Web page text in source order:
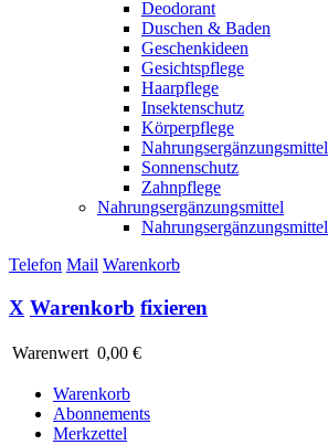
Deodorant
Duschen & Baden
Geschenkideen
Gesichtspflege
Haarpflege
Insektenschutz
Körperpflege
Nahrungsergänzungsmittel
Sonnenschutz
Zahnpflege
Nahrungsergänzungsmittel
Nahrungsergänzungsmittel
Telefon Mail Warenkorb
X Warenkorb fixieren
Warenwert 0,00 €
Warenkorb
Abonnements
Merkzettel